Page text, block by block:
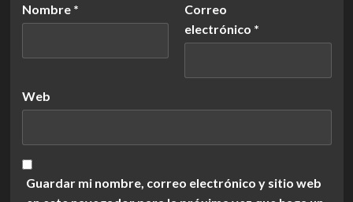
Nombre *
Correo
electrónico *
Web
Guardar mi nombre, correo electrónico y sitio web